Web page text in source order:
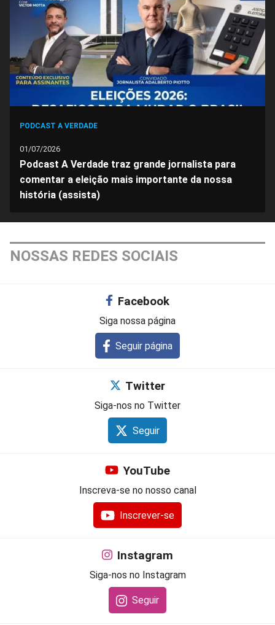
FacebookWhatsappTwitterMessengerTelegramGettr
PODCAST A VERDADE
01/07/2026
Podcast A Verdade traz grande jornalista para
comentar a eleição mais importante da nossa
história (assista)
NOSSAS REDES SOCIAIS
Facebook
Siga nossa página
Seguir página
Twitter
Siga-nos no Twitter
Seguir
YouTube
Inscreva-se no nosso canal
Inscrever-se
Instagram
Siga-nos no Instagram
Seguir